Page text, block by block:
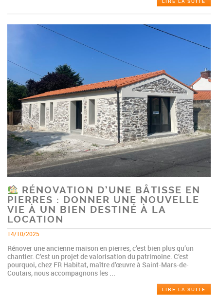
RÉNOVATION D’UNE BÂTISSE EN
PIERRES : DONNER UNE NOUVELLE
VIE À UN BIEN DESTINÉ À LA
LOCATION
14/10/2025
Rénover une ancienne maison en pierres, c’est bien plus qu’un
chantier. C’est un projet de valorisation du patrimoine. C’est
pourquoi, chez FR Habitat, maître d’œuvre à Saint-Mars-de-
Coutais, nous accompagnons les ...
LIRE LA SUITE